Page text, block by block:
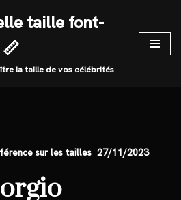
taille font-
la taille de vos célébrités
27/11/2023